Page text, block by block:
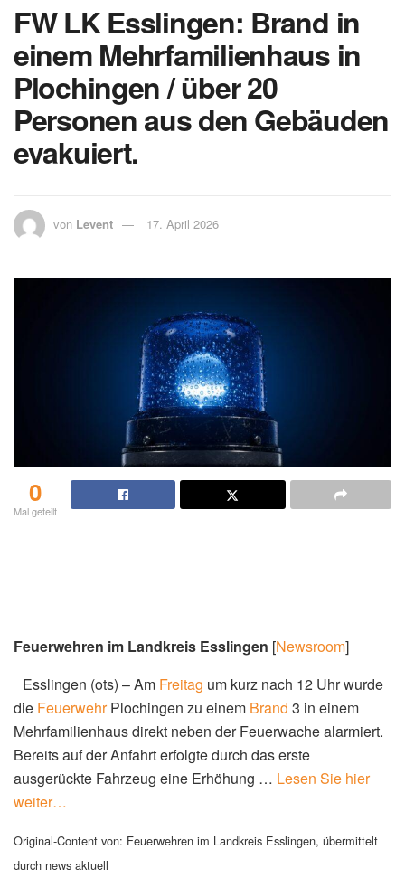
FW LK Esslingen: Brand in
einem Mehrfamilienhaus in
Plochingen / über 20
Personen aus den Gebäuden
evakuiert.
von Levent 17. April 2026
0
Mal geteilt
Feuerwehren im Landkreis Esslingen [Newsroom]
Esslingen (ots) – Am Freitag um kurz nach 12 Uhr wurde
die FeuerwehrPlochingen zu einem Brand 3 in einem
Mehrfamilienhaus direkt neben der Feuerwache alarmiert.
Bereits auf der Anfahrt erfolgte durch das erste
ausgerückte Fahrzeug eine Erhöhung … Lesen Sie hier
weiter…
Original-Content von: Feuerwehren im Landkreis Esslingen, übermittelt
durch news aktuell